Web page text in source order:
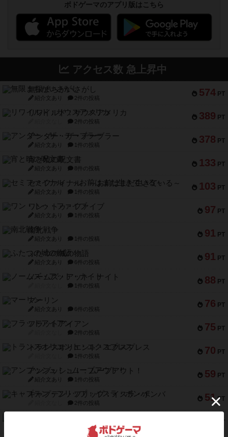
ボドゲーマのアプリ版はこちら
アクセス数 急上昇中
574 PT
無限まちがいさがし
紹介文あり 2件の投稿
389 PT
リワイルド：サウスアメリカ
2件の投稿
378 PT
アンダー・ザ・テーブラー
紹介文あり 1件の投稿
133 PT
宵と暁の呪文書
紹介文あり 8件の投稿
103 PT
セミファイナル ～お前はまだ生きている～
紹介文あり 1件の投稿
97 PT
ワン・トゥ・ファイブ
紹介文あり 1件の投稿
91 PT
南北戦争
紹介文あり 1件の投稿
91 PT
ふたつの城の物語
紹介文あり 6件の投稿
88 PT
ノームズ・アット・ナイト
1件の投稿
76 PT
マーリン
紹介文あり 6件の投稿
75 PT
フラットアイアン
2件の投稿
70 PT
トランスオリエント・エクスプレス
1件の投稿
59 PT
アンブッシュ！：ムーブアウト！
紹介文あり 1件の投稿
51 PT
キャプテン・フリップ：イスラ・ボンバ
2件の投稿
PT
1件の投稿